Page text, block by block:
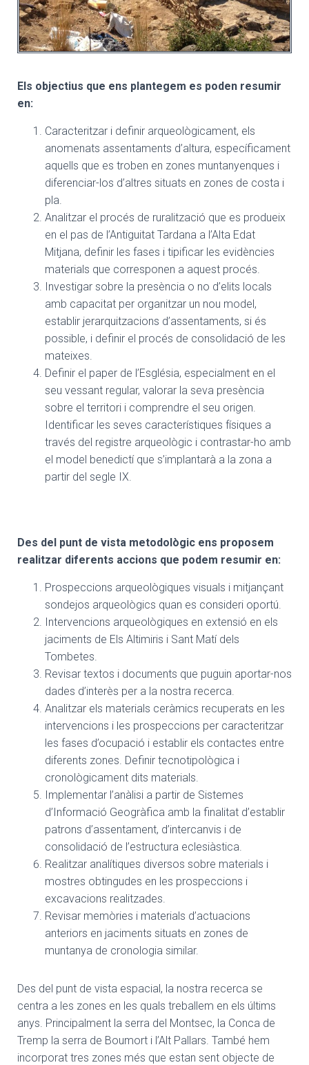
Els objectius que ens plantegem es poden resumir
en:
Caracteritzar i definir arqueològicament, els
anomenats assentaments d’altura, específicament
aquells que es troben en zones muntanyenques i
diferenciar-los d’altres situats en zones de costa i
pla.
Analitzar el procés de ruralització que es produeix
en el pas de l’Antiguitat Tardana a l’Alta Edat
Mitjana, definir les fases i tipificar les evidències
materials que corresponen a aquest procés.
Investigar sobre la presència o no d’elits locals
amb capacitat per organitzar un nou model,
establir jerarquitzacions d’assentaments, si és
possible, i definir el procés de consolidació de les
mateixes.
Definir el paper de l’Església, especialment en el
seu vessant regular, valorar la seva presència
sobre el territori i comprendre el seu origen.
Identificar les seves característiques físiques a
través del registre arqueològic i contrastar-ho amb
el model benedictí que s’implantarà a la zona a
partir del segle IX.
Des del punt de vista metodològic ens proposem
realitzar diferents accions que podem resumir en:
Prospeccions arqueològiques visuals i mitjançant
sondejos arqueològics quan es consideri oportú.
Intervencions arqueològiques en extensió en els
jaciments de Els Altimiris i Sant Matí dels
Tombetes.
Revisar textos i documents que puguin aportar-nos
dades d’interès per a la nostra recerca.
Analitzar els materials ceràmics recuperats en les
intervencions i les prospeccions per caracteritzar
les fases d’ocupació i establir els contactes entre
diferents zones. Definir tecnotipològica i
cronològicament dits materials.
Implementar l’anàlisi a partir de Sistemes
d’Informació Geogràfica amb la finalitat d’establir
patrons d’assentament, d’intercanvis i de
consolidació de l’estructura eclesiàstica.
Realitzar analítiques diversos sobre materials i
mostres obtingudes en les prospeccions i
excavacions realitzades.
Revisar memòries i materials d’actuacions
anteriors en jaciments situats en zones de
muntanya de cronologia similar.
Des del punt de vista espacial, la nostra recerca se
centra a les zones en les quals treballem en els últims
anys. Principalment la serra del Montsec, la Conca de
Tremp la serra de Boumort i l’Alt Pallars. També hem
incorporat tres zones més que estan sent objecte de